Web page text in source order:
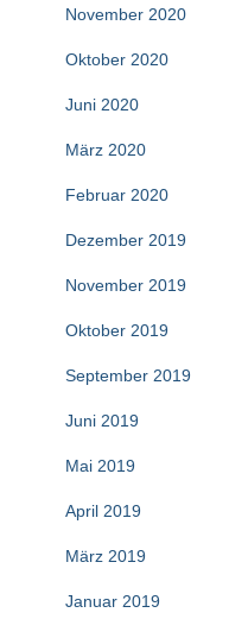
November 2020
Oktober 2020
Juni 2020
März 2020
Februar 2020
Dezember 2019
November 2019
Oktober 2019
September 2019
Juni 2019
Mai 2019
April 2019
März 2019
Januar 2019